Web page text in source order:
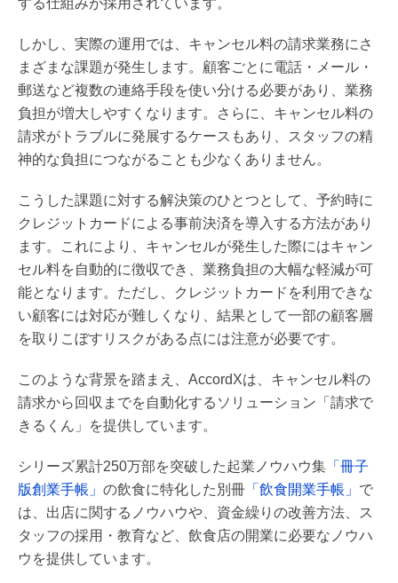
する仕組みが採用されています。
しかし、実際の運用では、キャンセル料の請求業務にさ
まざまな課題が発生します。顧客ごとに電話・メール・
郵送など複数の連絡手段を使い分ける必要があり、業務
負担が増大しやすくなります。さらに、キャンセル料の
請求がトラブルに発展するケースもあり、スタッフの精
神的な負担につながることも少なくありません。
こうした課題に対する解決策のひとつとして、予約時に
クレジットカードによる事前決済を導入する方法があり
ます。これにより、キャンセルが発生した際にはキャン
セル料を自動的に徴収でき、業務負担の大幅な軽減が可
能となります。ただし、クレジットカードを利用できな
い顧客には対応が難しくなり、結果として一部の顧客層
を取りこぼすリスクがある点には注意が必要です。
このような背景を踏まえ、AccordXは、キャンセル料の
請求から回収までを自動化するソリューション「請求で
きるくん」を提供しています。
シリーズ累計250万部を突破した起業ノウハウ集 「冊子
版創業手帳」 の飲食に特化した別冊 「飲食開業手帳」 で
は、出店に関するノウハウや、資金繰りの改善方法、ス
タッフの採用・教育など、飲食店の開業に必要なノウハ
ウを提供しています。